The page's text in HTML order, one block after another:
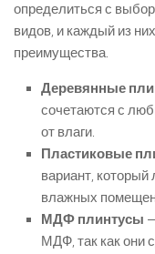
определиться с
видов, и каждый из
преимущества.
Деревянные
сочетаются с
от влаги.
Пластиковые
вариант, который
влажных
МДФ плинтусы
МДФ, так как они